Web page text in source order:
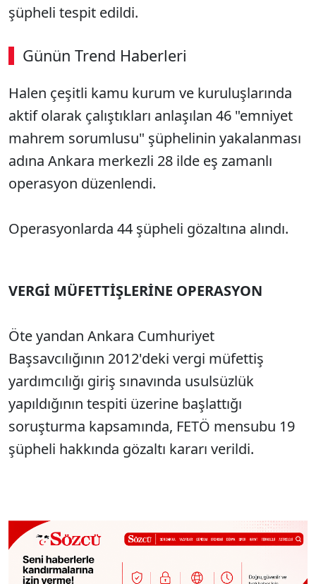
şüpheli tespit edildi.
Günün Trend Haberleri
00:02 / 09:08
Sesi Aç
Halen çeşitli kamu kurum ve kuruluşlarında
aktif olarak çalıştıkları anlaşılan 46 "emniyet
mahrem sorumlusu" şüphelinin yakalanması
adına Ankara merkezli 28 ilde eş zamanlı
operasyon düzenlendi.
Operasyonlarda 44 şüpheli gözaltına alındı.
VERGİ MÜFETTİŞLERİNE OPERASYON
Öte yandan Ankara Cumhuriyet
Başsavcılığının 2012'deki vergi müfettiş
yardımcılığı giriş sınavında usulsüzlük
yapıldığının tespiti üzerine başlattığı
soruşturma kapsamında, FETÖ mensubu 19
şüpheli hakkında gözaltı kararı verildi.